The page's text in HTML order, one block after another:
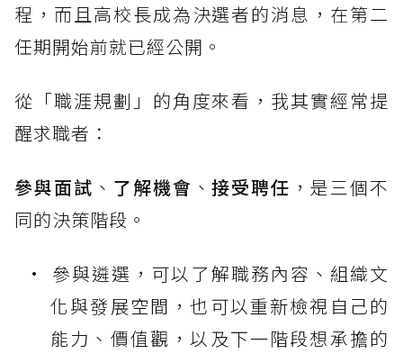
程，而且高校長成為決選者的消息，在第二
任期開始前就已經公開。
從「職涯規劃」的角度來看，我其實經常提
醒求職者：
參與面試 、 了解機會 、接受聘任 ，是三個不
同的決策階段。
參與遴選，可以了解職務內容、組織文
化與發展空間，也可以重新檢視自己的
能力、價值觀，以及下一階段想承擔的